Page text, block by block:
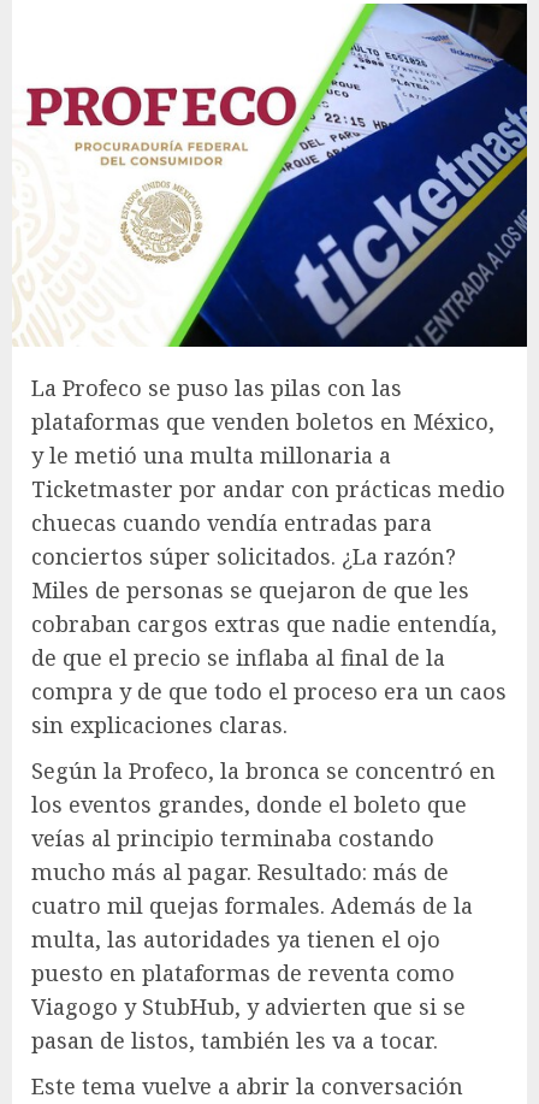
La Profeco se puso las pilas con las
plataformas que venden boletos en México,
y le metió una multa millonaria a
Ticketmaster por andar con prácticas medio
chuecas cuando vendía entradas para
conciertos súper solicitados. ¿La razón?
Miles de personas se quejaron de que les
cobraban cargos extras que nadie entendía,
de que el precio se inflaba al final de la
compra y de que todo el proceso era un caos
sin explicaciones claras.
Según la Profeco, la bronca se concentró en
los eventos grandes, donde el boleto que
veías al principio terminaba costando
mucho más al pagar. Resultado: más de
cuatro mil quejas formales. Además de la
multa, las autoridades ya tienen el ojo
puesto en plataformas de reventa como
Viagogo y StubHub, y advierten que si se
pasan de listos, también les va a tocar.
Este tema vuelve a abrir la conversación